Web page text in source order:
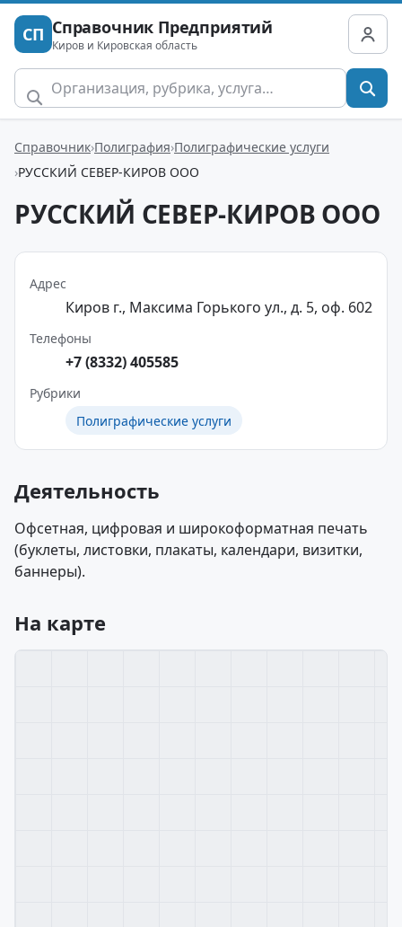
СП Справочник Предприятий
Киров и Кировская область
Справочник Полиграфия Полиграфические услуги
РУССКИЙ СЕВЕР-КИРОВ ООО
РУССКИЙ СЕВЕР-КИРОВ ООО
Адрес
Киров г., Максима Горького ул., д. 5, оф. 602
Телефоны
+7 (8332) 405585
Рубрики
Полиграфические услуги
Деятельность
Офсетная, цифровая и широкоформатная печать
(буклеты, листовки, плакаты, календари, визитки,
баннеры).
На карте